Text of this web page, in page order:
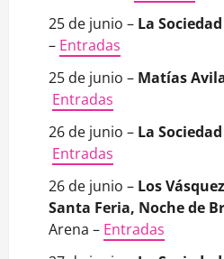
25 de junio – La Sociedad
– Entradas
25 de junio – Matías
Entradas
26 de junio – La Sociedad
Entradas
26 de junio – Los
Santa Feria, Noche de
Arena – Entradas